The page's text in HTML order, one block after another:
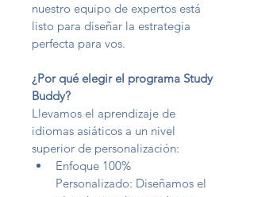
nuestro equipo de expertos está
listo para diseñar la estrategia
perfecta para vos.
¿Por qué elegir el programa Study
Buddy?
Llevamos el aprendizaje de
idiomas asiáticos a un nivel
superior de personalización:
Enfoque 100%
Personalizado: Diseñamos el